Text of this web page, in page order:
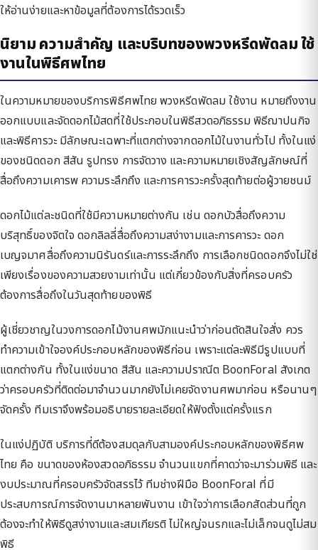
ให้อ่านง่ายและหาข้อมูลที่ต้องการได้รวดเร็ว
นิยาม ความสำคัญ และบริบทของพวงหรีดพัดลม ใช้
งานในพิธีศพไทย
ในความหมายของบริการพิธีศพไทย พวงหรีดพัดลม ใช้งาน หมายถึงงาน
ออกแบบและจัดดอกไม้สดที่ใช้ประกอบในพิธีสวดอภิธรรม พิธีฌาปนกิจ
และพิธีคารวะ มีลักษณะเฉพาะที่แตกต่างจากดอกไม้ในงานทั่วไป ทั้งในแง่
ของชนิดดอก สีสัน รูปทรง การจัดวาง และความหมายเชิงสัญลักษณ์ที่
สื่อถึงความเคารพ ความระลึกถึง และการคารวะครั้งสุดท้ายต่อผู้วายชนม์
ดอกไม้แต่ละชนิดที่ใช้มีความหมายต่างกัน เช่น ดอกบัวสื่อถึงความ
บริสุทธิ์ของจิตใจ ดอกลิลลี่สื่อถึงความสง่างามและการคารวะ ดอก
เบญจมาศสื่อถึงความนิรันดร์และการระลึกถึง การเลือกชนิดดอกจึงไม่ใช่
เพียงเรื่องของความสวยงามเท่านั้น แต่เกี่ยวข้องกับสิ่งที่ครอบครัว
ต้องการสื่อถึงในวันสุดท้ายของพิธี
ผู้เชี่ยวชาญในวงการดอกไม้งานศพมักแนะนำว่าก่อนตัดสินใจสั่ง ควร
ทำความเข้าใจองค์ประกอบหลักของพิธีก่อน เพราะแต่ละพิธีมีรูปแบบที่
แตกต่างกัน ทั้งในแง่ขนาด สีสัน และความปราณีต BoonForal สังเกต
ว่าครอบครัวที่ติดต่อมาจำนวนมากยังไม่เคยจัดงานศพมาก่อน หรือนานๆ
จัดครั้ง ทีมเราจึงพร้อมอธิบายรายละเอียดให้ฟังตั้งแต่ครั้งแรก
ในแง่ปฏิบัติ บริการที่ดีต้องสมดุลกับสามองค์ประกอบหลักของพิธีศพ
ไทย คือ ขนาดของห้องสวดอภิธรรม จำนวนแขกที่คาดว่าจะมาร่วมพิธี และ
งบประมาณที่ครอบครัวจัดสรรไว้ ทีมช่างฝีมือ BoonForal ที่มี
ประสบการณ์การจัดงานมาหลายพันงาน เข้าใจว่าการเลือกสัดส่วนที่ถูก
ต้องจะทำให้พิธีดูสง่างามและสมเกียรติ ไม่ใหญ่จนรกและไม่เล็กจนดูไม่สม
พิธี